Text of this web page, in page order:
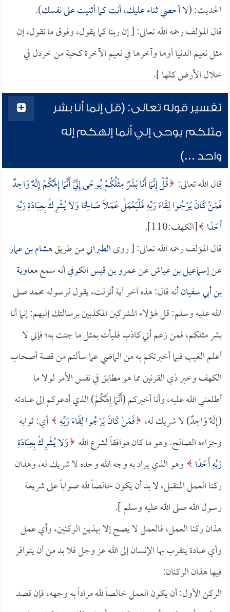
الحديث: (لا أحصي ثناء عليك، أنت كما أثنيت على نفسك).
قال المؤلف رحمه الله تعالى: [ إن ربنا كما يقول، وفوق ما نقول، إن
مثل نعيم الدنيا أولها وآخرها في نعيم الآخرة كحبة من خردل في
خلال الأرض كلها ].
تفسير قوله تعالى: (قل إنما أنا بشر
مثلكم يوحى إلي أنما إلهكم إله
واحد ...)
قال الله تعالى: قُلْ إِنَّمَا أَنَا بَشَرٌ مِثْلُكُمْ يُوحَى إِلَيَّ أَنَّمَا إِلَهُكُمْ إِلَهٌ وَاحِدٌ
فَمَنْ كَانَ يَرْجُوا لِقَاءَ رَبِّهِ فَلْيَعْمَلْ عَمَلًا صَالِحًا وَلا يُشْرِكْ بِعِبَادَةِ رَبِّهِ
أَحَدًا [الكهف:110].
قال المؤلف رحمه الله تعالى: [ روىالطبرانيمن طريقهشام بن عمار
عنإسماعيل بن عياشعنعمرو بن قيس الكوفيأنه سمعمعاوية
بن أبي سفيانأنه قال: هذه آخر آية أنزلت، يقول لرسوله محمد صلى
الله عليه وسلم: قل لهؤلاء المشركين المكذبين برسالتك إليهم: إنما أنا
بشر مثلكم، فمن زعم أني كاذب فليأت بمثل ما جئت به؛ فإني لا
أعلم الغيب فيما أخبرتكم به من الماضي عما سألتم من قصة أصحاب
الكهف وخبر ذي القرنين مما هو مطابق في نفس الأمر لولا ما
أطلعني الله عليه، وأنا أخبركم (أَنَّمَا إِلَهُكُمْ) الذي أدعوكم إلى عبادته
(إِلَهٌ وَاحِدٌ) لا شريك له، فَمَنْ كَانَ يَرْجُوا لِقَاءَ رَبِّهِ أي: ثوابه
وجزاءه الصالح. وهو ما كان موافقاً لشرع الله وَلا يُشْرِكْ بِعِبَادَةِ
رَبِّهِ أَحَدًا
وهو الذي يراد به وجه الله وحده لا شريك له، وهذان
ركنا العمل المتقبل، لا بد أن يكون خالصاً لله صواباً على شريعة
رسول الله صلى الله عليه وسلم ].
هذان ركنا العمل، فالعمل لا يصح إلا بهذين الركنين، وأي عمل
وأي عبادة يتقرب بها الإنسان إلى الله عز وجل فلا بد من أن يتوافر
فيها هذان الركنان:
الركن الأول: أن يكون العمل خالصاً لله مراداً به وجهه، فإن قصد